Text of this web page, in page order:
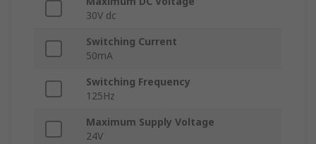
30V dc
Switching Current
50mA
Switching Frequency
125Hz
Maximum Supply Voltage
24V